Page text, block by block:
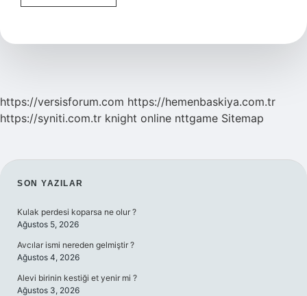
Ücreti
https://versisforum.com https://hemenbaskiya.com.tr
https://syniti.com.tr knight online nttgame Sitemap
SIDEBAR
SON YAZILAR
Kulak perdesi koparsa ne olur ?
Ağustos 5, 2026
Avcılar ismi nereden gelmiştir ?
Ağustos 4, 2026
Alevi birinin kestiği et yenir mi ?
Ağustos 3, 2026